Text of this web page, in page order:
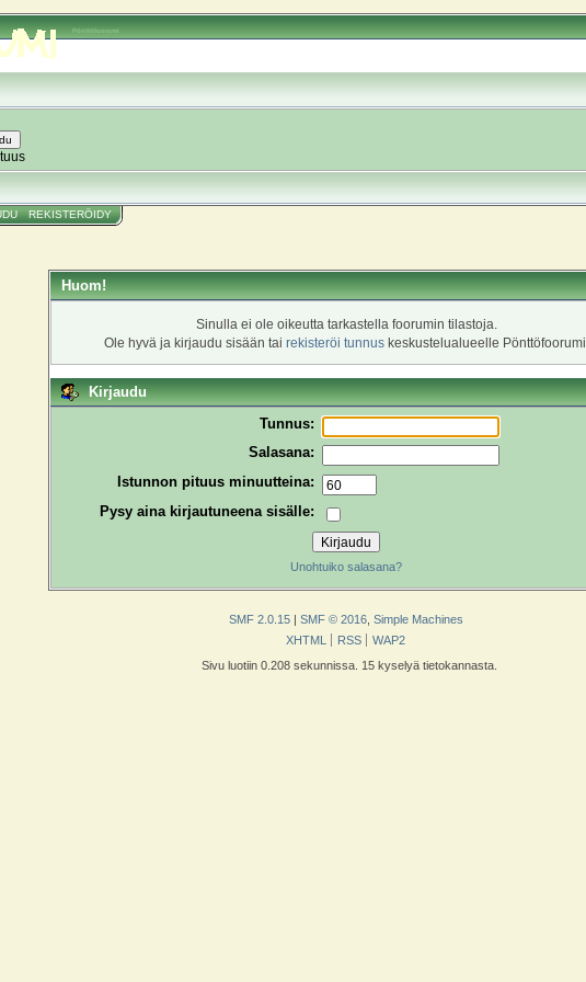
Pönttöfoorumi
REKISTERÖIDY
Huom!
Sinulla ei ole oikeutta tarkastella foorumin tilastoja.
Ole hyvä ja kirjaudu sisään tai rekisteröi tunnuskeskustelualueelle Pönttöfoorumi.
Kirjaudu
Tunnus:
Salasana:
Istunnon pituus minuutteina:
Pysy aina kirjautuneena sisälle:
Unohtuiko salasana?
SMF 2.0.15 | SMF © 2016 Simple Machines
XHTML
RSS
WAP2
Sivu luotiin 0.208 sekunnissa. 15 kyselyä tietokannasta.